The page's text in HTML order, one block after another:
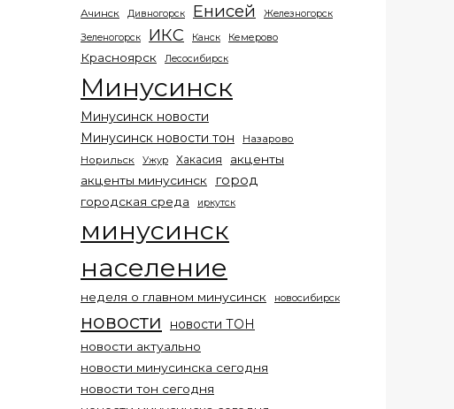
Ачинск Дивногорск Енисей Железногорск
Зеленогорск ИКС Канск Кемерово
Красноярск Лесосибирск
Минусинск
Минусинск новости
Минусинск новости тон
Назарово
Норильск
Ужур Хакасия
акценты
акценты минусинск
город
городская среда иркутск
минусинск
население
неделя о главном минусинск новосибирск
новости новости ТОН
новости актуально
новости минусинска сегодня
новости тон сегодня